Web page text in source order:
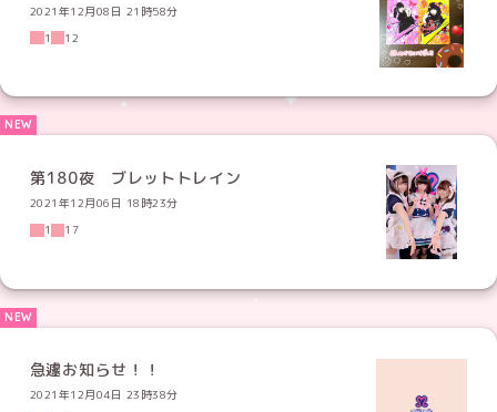
2021年12月08日 21時58分
1
12
第180夜 ブレットトレイン
2021年12月06日 18時23分
1
17
急遽お知らせ！！
2021年12月04日 23時38分